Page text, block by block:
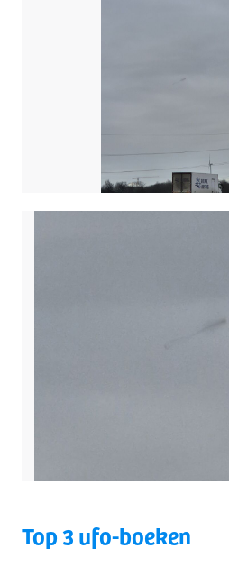
Top 3 ufo-boeken